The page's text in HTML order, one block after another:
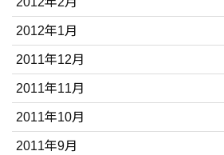
2012年1月
2011年12月
2011年11月
2011年10月
2011年9月